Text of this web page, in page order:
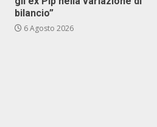
bilancio”
6 Agosto 2026